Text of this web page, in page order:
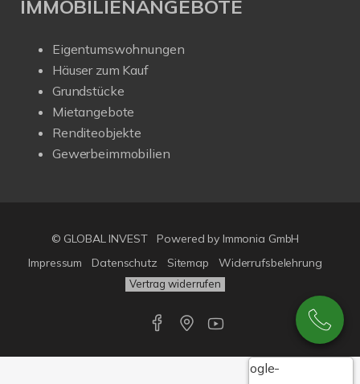
IMMOBILIENANGEBOTE
Eigentumswohnungen
Häuser zum Kauf
Grundstücke
Mietangebote
Renditeobjekte
Gewerbeimmobilien
© GLOBAL INVEST Powered by Immonia GmbH
Impressum
Datenschutz Sitemap Widerrufsbelehrung
Vertrag widerrufen
Google-